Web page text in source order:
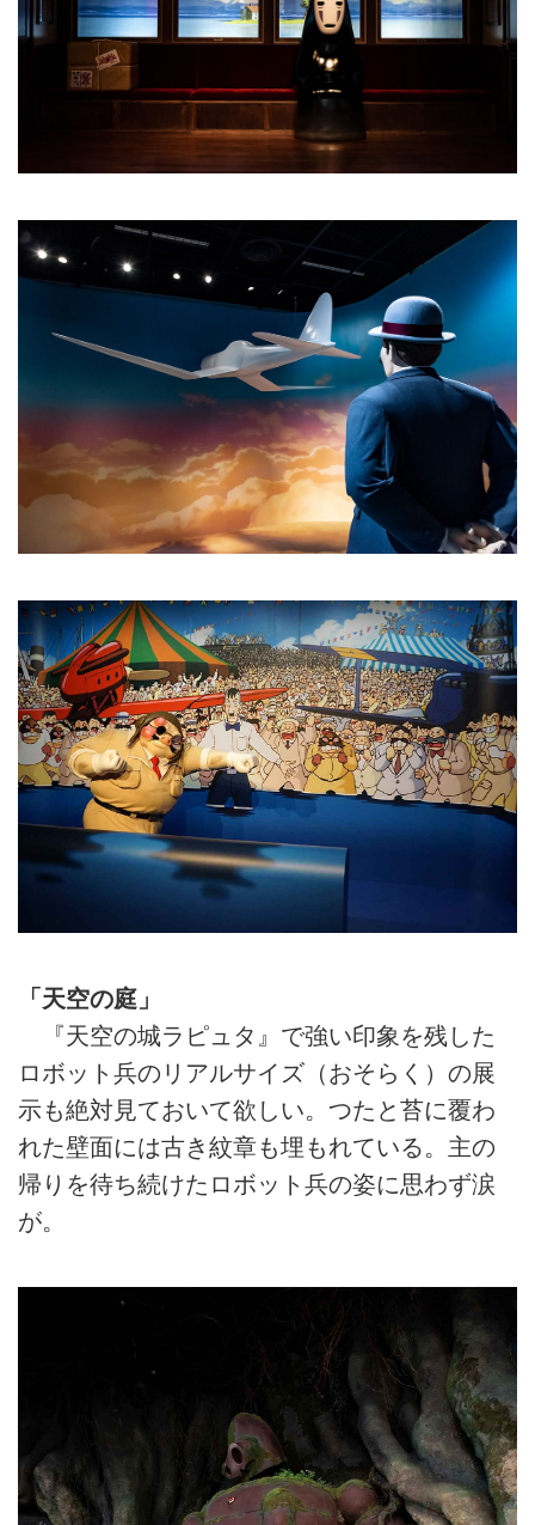
「天空の庭」
『天空の城ラピュタ』で強い印象を残した
ロボット兵のリアルサイズ（おそらく）の展
示も絶対見ておいて欲しい。つたと苔に覆わ
れた壁面には古き紋章も埋もれている。主の
帰りを待ち続けたロボット兵の姿に思わず涙
が。